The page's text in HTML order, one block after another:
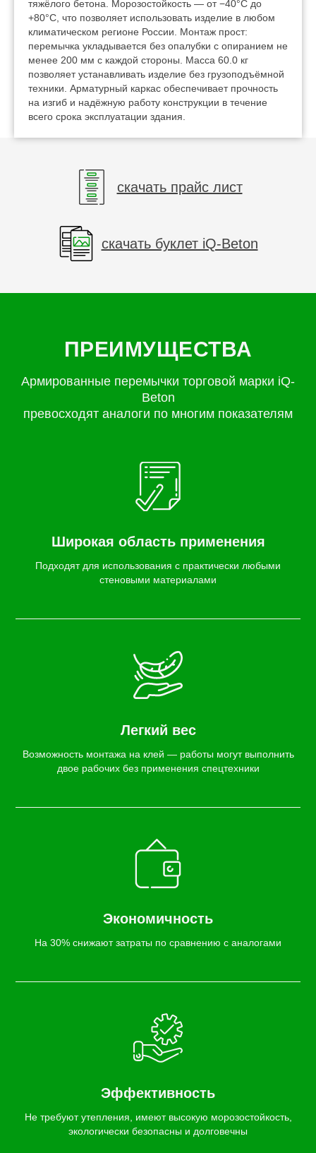
тяжёлого бетона. Морозостойкость — от −40°C до
+80°C, что позволяет использовать изделие в любом
климатическом регионе России. Монтаж прост:
перемычка укладывается без опалубки с опиранием не
менее 200 мм с каждой стороны. Масса 60.0 кг
позволяет устанавливать изделие без грузоподъёмной
техники. Арматурный каркас обеспечивает прочность
на изгиб и надёжную работу конструкции в течение
всего срока эксплуатации здания.
скачать прайс лист
скачать буклет iQ-Beton
ПРЕИМУЩЕСТВА
Армированные перемычки торговой марки iQ-
Beton
превосходят аналоги по многим показателям
Широкая область применения
Подходят для использования с практически любыми
стеновыми материалами
Легкий вес
Возможность монтажа на клей — работы могут выполнить
двое рабочих без применения спецтехники
Экономичность
На 30% снижают затраты по сравнению с аналогами
Эффективность
Не требуют утепления, имеют высокую морозостойкость,
экологически безопасны и долговечны